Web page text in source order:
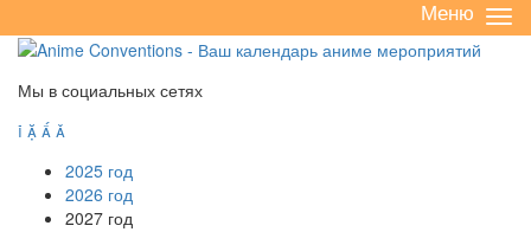
/
Меню
Мы в социальных сетях
   
2025 год
2026 год
2027 год